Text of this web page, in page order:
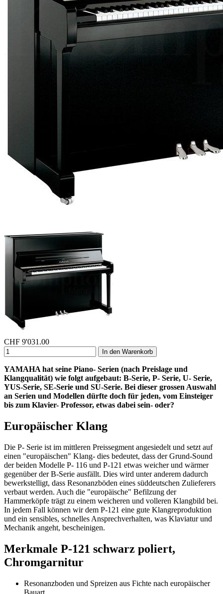
CHF 9'031.00
In den Warenkorb
YAMAHA hat seine Piano- Serien (nach Preislage und
Klangqualität) wie folgt aufgebaut: B-Serie, P- Serie, U- Serie,
YUS-Serie, SE-Serie und SU-Serie. Bei dieser grossen Auswahl
an Serien und Modellen dürfte doch für jeden, vom Einsteiger
bis zum Klavier- Professor, etwas dabei sein- oder?
Europäischer Klang
Die P- Serie ist im mittleren Preissegment angesiedelt und setzt auf
einen "europäischen" Klang- dies bedeutet, dass der Grund-Sound
der beiden Modelle P- 116 und P-121 etwas weicher und wärmer
gegenüber der B-Serie ausfällt. Dies wird unter anderem dadurch
bewerkstelligt, dass Resonanzböden eines süddeutschen Zulieferers
verbaut werden. Auch die "europäische" Befilzung der
Hammerköpfe trägt zu einem weicheren und volleren Klangbild bei.
In jedem Fall können wir dem P-121 eine gute Klangreproduktion
und ein sensibles, schnelles Ansprechverhalten, was Klaviatur und
Mechanik angeht, bescheinigen.
Merkmale P-121 schwarz poliert,
Chromgarnitur
Resonanzboden und Spreizen aus Fichte nach europäischer
Bauart